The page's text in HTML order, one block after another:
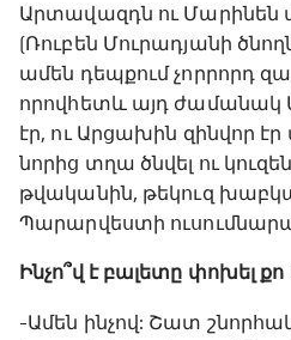
Արտավազդն ու Մարինեն
(Ռուբեն Մուրադյանի
ամեն դեպքում չորրորդ
որովհետև այդ ժամանակ
էր, ու Արցախին զինվոր
նորից տղա ծնվել ու
թվականին, թեկուզ
Պարարվեստի
Ինչո՞վ է բալետը փոխել քո
-Ամեն ինչով: Շատ